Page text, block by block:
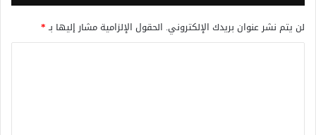
لن يتم نشر عنوان بريدك الإلكتروني. الحقول الإلزامية مشار إليها بـ*